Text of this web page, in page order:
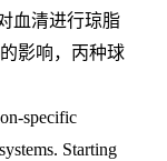
血清进行琼脂
的影响，丙种球
specific
Starting